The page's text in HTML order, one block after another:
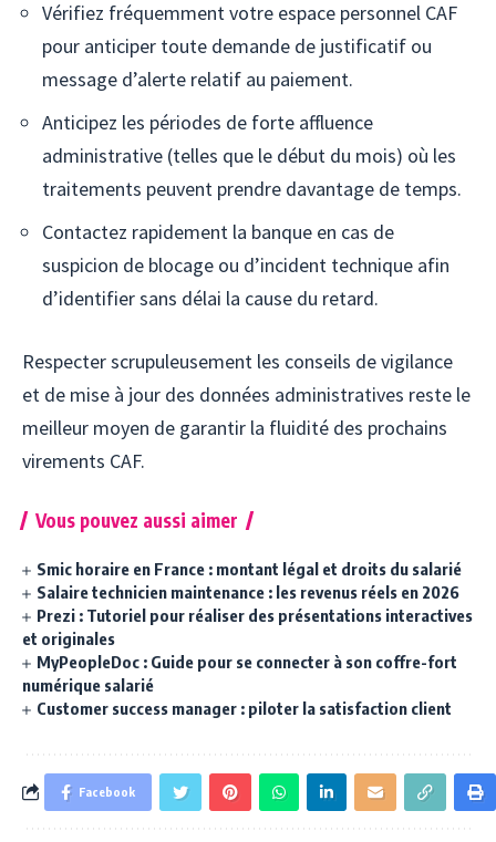
Vérifiez fréquemment votre espace personnel CAF
pour anticiper toute demande de justificatif ou
message d’alerte relatif au paiement.
Anticipez les périodes de forte affluence
administrative (telles que le début du mois) où les
traitements peuvent prendre davantage de temps.
Contactez rapidement la banque en cas de
suspicion de blocage ou d’incident technique afin
d’identifier sans délai la cause du retard.
Respecter scrupuleusement les conseils de vigilance
et de mise à jour des données administratives reste le
meilleur moyen de garantir la fluidité des prochains
virements CAF.
Vous pouvez aussi aimer
Smic horaire en France : montant légal et droits du salarié
Salaire technicien maintenance : les revenus réels en 2026
Prezi : Tutoriel pour réaliser des présentations interactives
et originales
MyPeopleDoc : Guide pour se connecter à son coffre-fort
numérique salarié
Customer success manager : piloter la satisfaction client
Facebook